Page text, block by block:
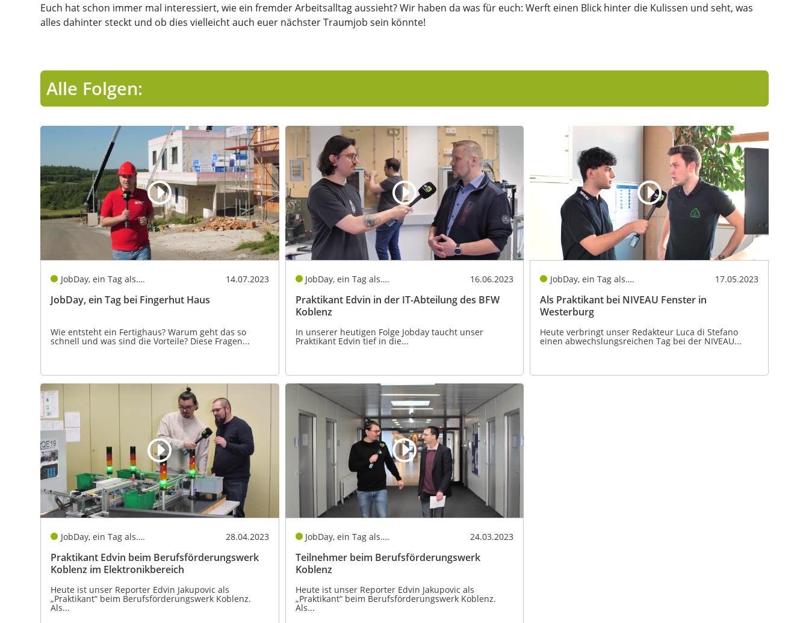
Euch hat schon immer mal interessiert, wie ein fremder Arbeitsalltag aussieht? Wir haben da was für euch: Werft einen Blick hinter die Kulissen und seht, was
alles dahinter steckt und ob dies vielleicht auch euer nächster Traumjob sein könnte!
Alle Folgen:
JobDay, ein Tag als…. 14.07.2023
JobDay, ein Tag bei Fingerhut Haus
Wie entsteht ein Fertighaus? Warum geht das so
schnell und was sind die Vorteile? Diese Fragen...
JobDay, ein Tag als…. 16.06.2023
Praktikant Edvin in der IT-Abteilung des BFW
Koblenz
In unserer heutigen Folge Jobday taucht unser
Praktikant Edvin tief in die...
JobDay, ein Tag als…. 17.05.2023
Als Praktikant bei NIVEAU Fenster in
Westerburg
Heute verbringt unser Redakteur Luca di Stefano
einen abwechslungsreichen Tag bei der NIVEAU...
JobDay, ein Tag als…. 28.04.2023
Praktikant Edvin beim Berufsförderungswerk
Koblenz im Elektronikbereich
Heute ist unser Reporter Edvin Jakupovic als
„Praktikant“ beim Berufsförderungswerk Koblenz.
Als...
JobDay, ein Tag als…. 24.03.2023
Teilnehmer beim Berufsförderungswerk
Koblenz
Heute ist unser Reporter Edvin Jakupovic als
„Praktikant“ beim Berufsförderungswerk Koblenz.
Als...